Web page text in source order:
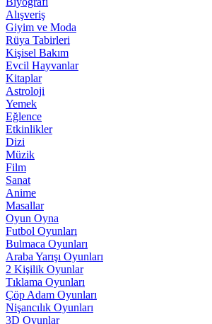
Alışveriş
Giyim ve Moda
Rüya Tabirleri
Kişisel Bakım
Evcil Hayvanlar
Kitaplar
Astroloji
Yemek
Eğlence
Etkinlikler
Dizi
Müzik
Film
Sanat
Anime
Masallar
Oyun Oyna
Futbol Oyunları
Bulmaca Oyunları
Araba Yarışı Oyunları
2 Kişilik Oyunlar
Tıklama Oyunları
Çöp Adam Oyunları
Nişancılık Oyunları
3D Oyunlar